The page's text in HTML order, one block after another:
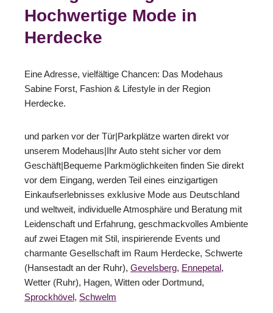
Hochwertige Mode in
Herdecke
Eine Adresse, vielfältige Chancen: Das Modehaus
Sabine Forst, Fashion & Lifestyle in der Region
Herdecke.
und parken vor der Tür|Parkplätze warten direkt vor
unserem Modehaus|Ihr Auto steht sicher vor dem
Geschäft|Bequeme Parkmöglichkeiten finden Sie direkt
vor dem Eingang, werden Teil eines einzigartigen
Einkaufserlebnisses exklusive Mode aus Deutschland
und weltweit, individuelle Atmosphäre und Beratung mit
Leidenschaft und Erfahrung, geschmackvolles Ambiente
auf zwei Etagen mit Stil, inspirierende Events und
charmante Gesellschaft im Raum Herdecke, Schwerte
(Hansestadt an der Ruhr), Gevelsberg, Ennepetal,
Wetter (Ruhr), Hagen, Witten oder Dortmund,
Sprockhövel, Schwelm